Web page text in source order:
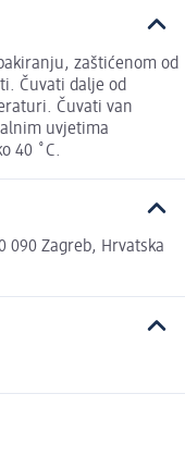
zaštićenom od
Čuvati dalje od
Čuvati van
uvjetima
40 ˚C.
090 Zagreb, Hrvatska